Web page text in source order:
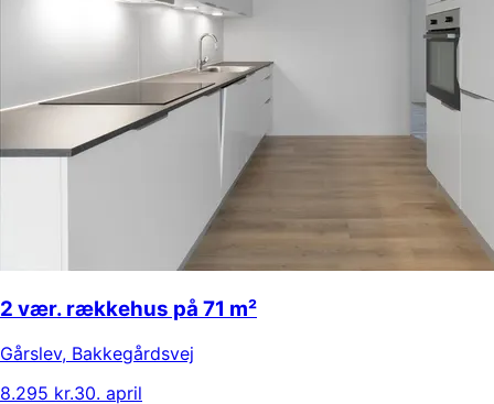
2 vær. rækkehus på 71 m²
Gårslev, Bakkegårdsvej
8.295 kr.30. april